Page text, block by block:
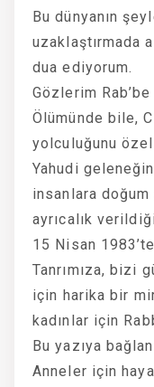
Bu dünyanın
uzaklaştırmada
dua ediyorum.
Gözlerim
Ölümünde bile,
yolculuğunu
Yahudi
insanlara
ayrıcalık
15 Nisan
Tanrımıza, bizi
için harika bir
kadınlar için
Bu yazıya
Anneler için